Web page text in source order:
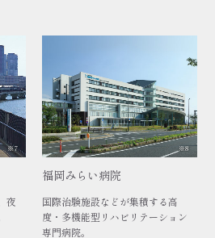
※7
夜
※8
福岡みらい病院
国際治験施設などが集積する高
度・多機能型リハビリテーション
専門病院。